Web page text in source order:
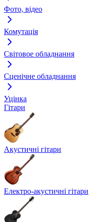
Фото, відео
Комутація
Світовое обладнання
Сценічне обладнання
Уцінка
Гітари
Акустичні гітари
Електро-акустичні гітари